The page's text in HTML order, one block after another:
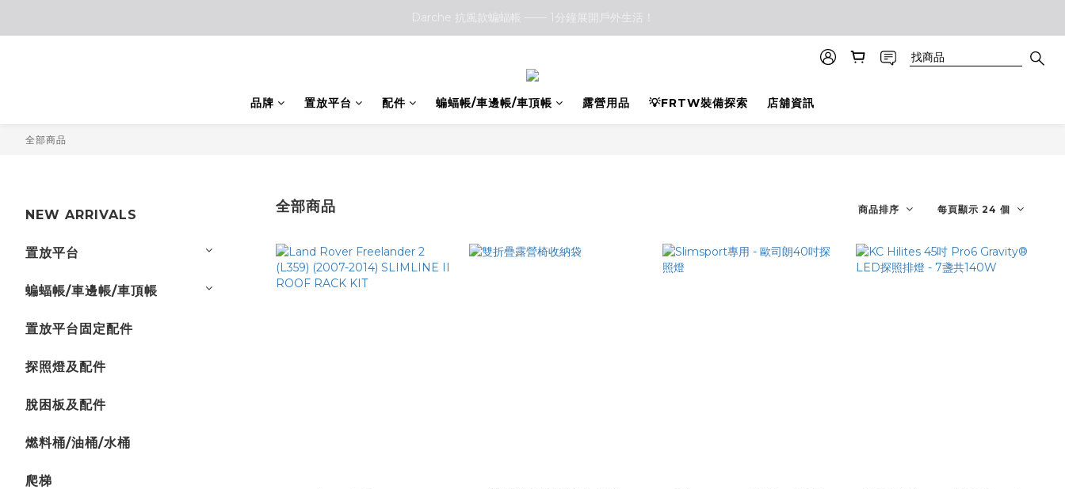
Darche 抗風款蝙蝠帳 —— 1分鐘展開戶外生活！
Darche 抗風款蝙蝠帳 —— 1分鐘展開戶外生活！
品牌
置放平台 配件 蝙蝠帳/車邊帳/車頂帳 露營用品 💡FRTW裝備探索 店舖資訊
全部商品
NEW ARRIVALS
置放平台
蝙蝠帳/車邊帳/車頂帳
置放平台固定配件
探照燈及配件
脫困板及配件
燃料桶/油桶/水桶
爬梯
全部商品 商品排序 每頁顯示 24 個